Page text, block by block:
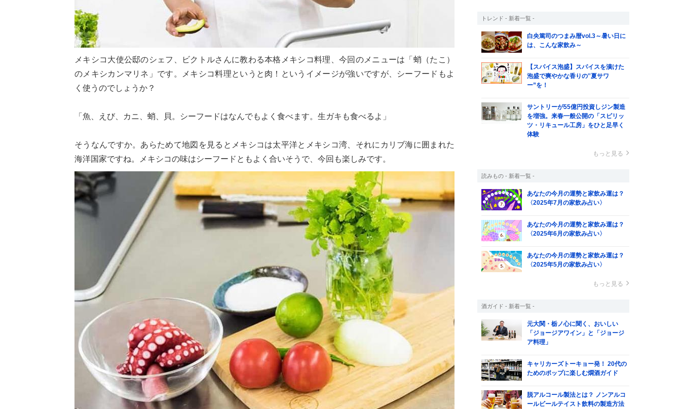
メキシコ大使公邸のシェフ、ビクトルさんに教わる本格メキシコ料理、今回のメニューは「蛸（たこ）
のメキシカンマリネ」です。メキシコ料理というと肉！というイメージが強いですが、シーフードもよ
く使うのでしょうか？
「魚、えび、カニ、蛸、貝。シーフードはなんでもよく食べます。生ガキも食べるよ」
そうなんですか。あらためて地図を見るとメキシコは太平洋とメキシコ湾、それにカリブ海に囲まれた
海洋国家ですね。メキシコの味はシーフードともよく合いそうで、今回も楽しみです。
トレンド - 新着一覧 -
白央篤司のつまみ暦vol.3～暑い日に
は、こんな家飲み～
【スパイス泡盛】スパイスを漬けた
泡盛で爽やかな香りの‟夏サワ
ー”を！
サントリーが55億円投資しジン製造
を増強。来春一般公開の「スピリッ
ツ・リキュール工房」をひと足早く
体験
もっと見る
読みもの - 新着一覧 -
あなたの今月の運勢と家飲み運は？
〈2025年7月の家飲み占い〉
あなたの今月の運勢と家飲み運は？
〈2025年6月の家飲み占い〉
あなたの今月の運勢と家飲み運は？
〈2025年5月の家飲み占い〉
もっと見る
酒ガイド - 新着一覧 -
元大関・栃ノ心に聞く、おいしい
「ジョージアワイン」と「ジョージ
ア料理」
キャリカーズトーキョー発！ 20代の
ためのポップに楽しむ燗酒ガイド
脱アルコール製法とは？ ノンアルコ
ールビールテイスト飲料の製造方法